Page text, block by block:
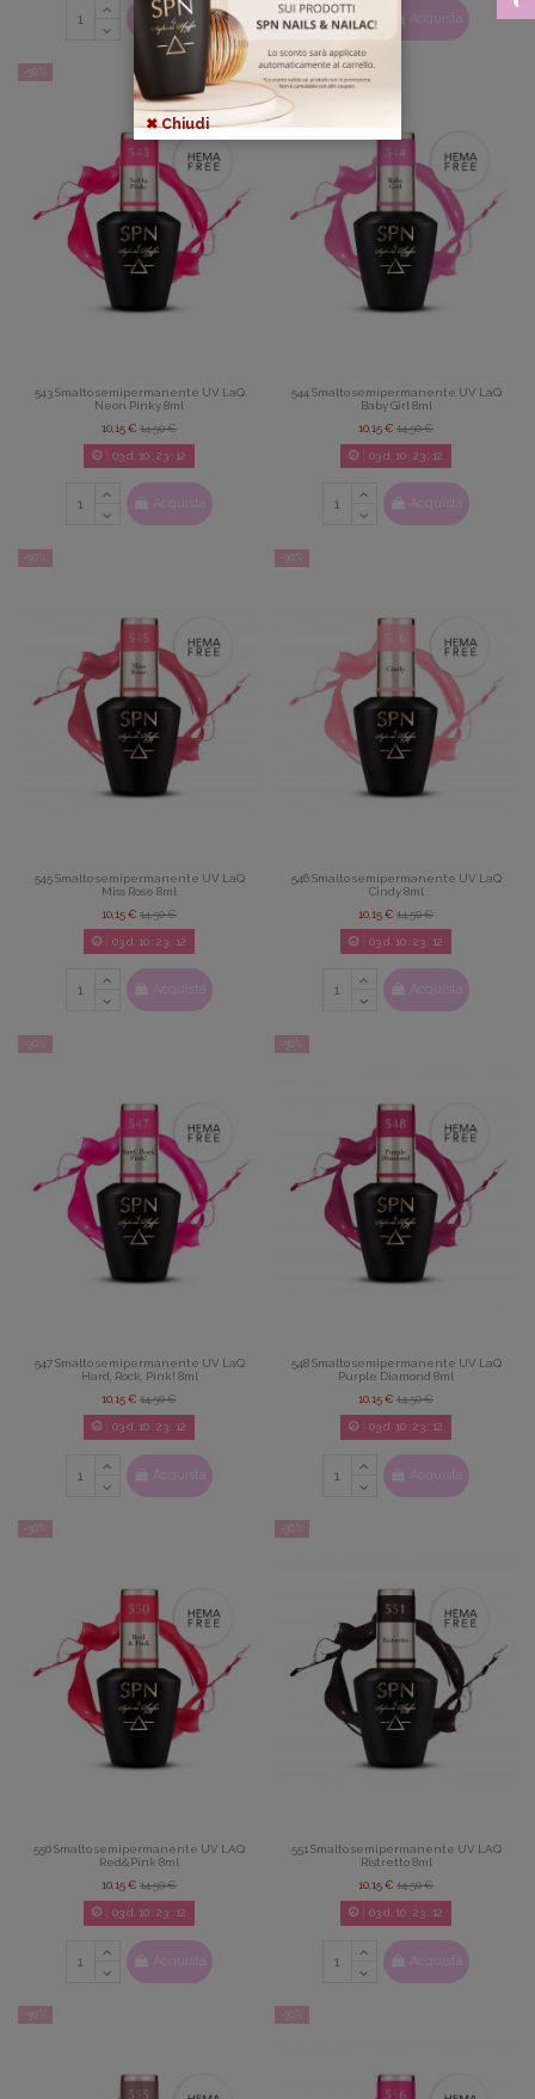
Acquista Acquista
-30%
543 Smalto semipermanente UV LaQ
Neon Pinky 8ml
10,15 € 14,50 €
03d. 10:23: 11
Acquista
-30%
544 Smalto semipermanente UV LaQ
Baby Girl 8ml
10,15 € 14,50 €
03d. 10:23: 11
Acquista
-30%
545 Smalto semipermanente UV LaQ
Miss Rose 8ml
10,15 € 14,50 €
03d. 10:23: 11
Acquista
-30%
546 Smalto semipermanente UV LaQ
Cindy 8ml
10,15 € 14,50 €
03d. 10:23: 11
Acquista
-30%
547 Smalto semipermanente UV LaQ
Hard, Rock, Pink! 8ml
10,15 € 14,50 €
03d. 10:23: 11
Acquista
-30%
548 Smalto semipermanente UV LaQ
Purple Diamond 8ml
10,15 € 14,50 €
03d. 10:23: 11
Acquista
-30%
550 Smalto semipermanente UV LAQ
Red&Pink 8ml
10,15 € 14,50 €
03d. 10:23: 11
Acquista
-30%
551 Smalto semipermanente UV LAQ
Ristretto 8ml
10,15 € 14,50 €
03d. 10:23: 11
Acquista
-30% -30%
✖ Chiudi